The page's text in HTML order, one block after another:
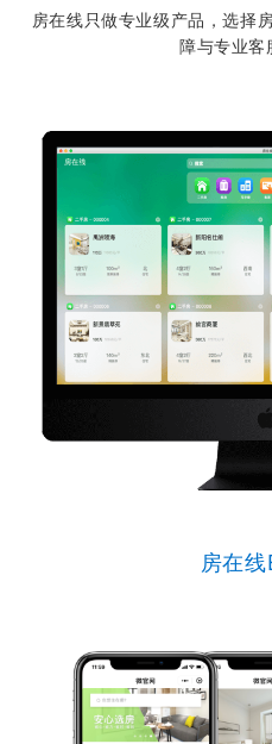
房在线只做专业级产品，选择
障与专业客
房在线